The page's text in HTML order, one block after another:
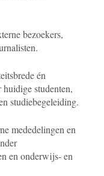
bezoekers,
én
studenten,
studiebegeleiding.
mededelingen en
en onderwijs- en